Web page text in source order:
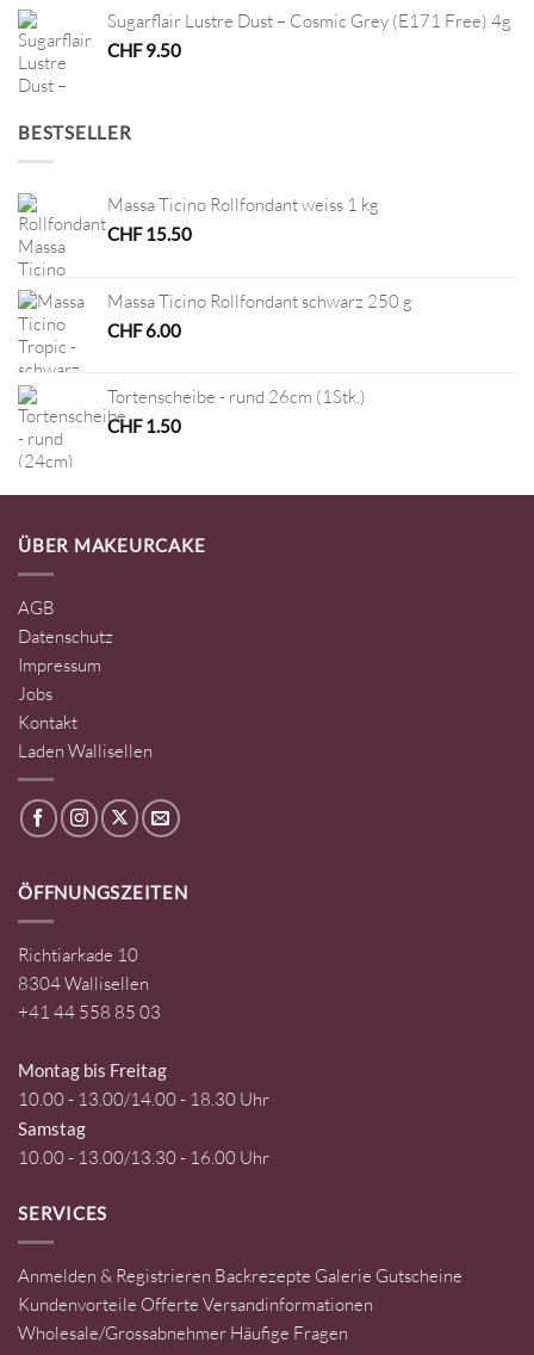
Sugarflair Lustre Dust – Cosmic Grey (E171 Free) 4g
CHF9.50
BESTSELLER
Massa Ticino Rollfondant weiss 1 kg
CHF15.50
Massa Ticino Rollfondant schwarz 250 g
CHF6.00
Tortenscheibe - rund 26cm (1Stk.)
CHF1.50
ÜBER MAKEURCAKE
AGB
Datenschutz
Impressum
Jobs
Kontakt
Laden Wallisellen
ÖFFNUNGSZEITEN
Richtiarkade 10
8304 Wallisellen
+41 44 558 85 03
Montag bis Freitag
10.00 - 13.00/14.00 - 18.30 Uhr
Samstag
10.00 - 13.00/13.30 - 16.00 Uhr
SERVICES
Anmelden & Registrieren Backrezepte Galerie Gutscheine
Kundenvorteile Offerte Versandinformationen
Wholesale/Grossabnehmer Häufige Fragen